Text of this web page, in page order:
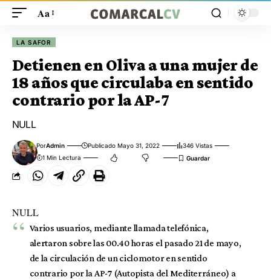
Aa
LA SAFOR
Detienen en Oliva a una mujer de
18 años que circulaba en sentido
contrario por la AP-7
NULL
PorAdmin Publicado Mayo 31, 2022
346 Vistas
1 Min Lectura
NULL
Varios usuarios, mediante llamada telefónica,
alertaron sobre las 00.40 horas el pasado 21 de mayo,
de la circulación de un ciclomotor en sentido
contrario por la AP-7 (Autopista del Mediterráneo) a